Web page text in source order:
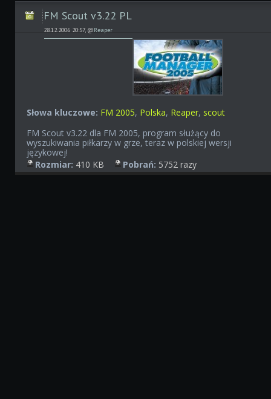
FM Scout v3.22 PL
28.12.2006 20:57, @Reaper
Słowa kluczowe: FM 2005, Polska, Reaper, scout
FM Scout v3.22 dla FM 2005, program służący do
wyszukiwania piłkarzy w grze, teraz w polskiej wersji
językowej!
Rozmiar: 410 KB Pobrań: 5752 razy